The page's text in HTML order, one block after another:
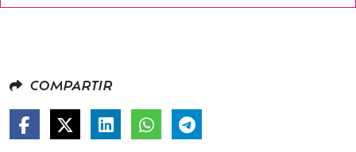
COMPARTIR